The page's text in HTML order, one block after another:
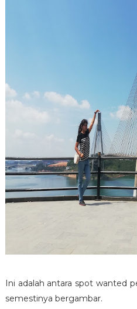
Ini adalah antara spot wanted
semestinya bergambar.